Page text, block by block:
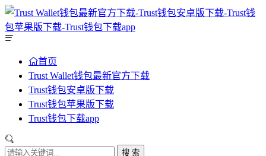
首页
Trust Wallet钱包最新官方下载
Trust钱包安卓版下载
Trust钱包苹果版下载
Trust钱包下载app
搜 索